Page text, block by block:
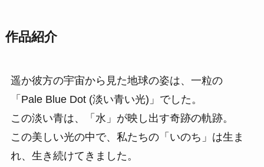
作品紹介
遥か彼方の宇宙から見た地球の姿は、一粒の
「Pale Blue Dot (淡い青い光)」でした。
この淡い青は、「水」が映し出す奇跡の軌跡。
この美しい光の中で、私たちの「いのち」は生ま
れ、生き続けてきました。